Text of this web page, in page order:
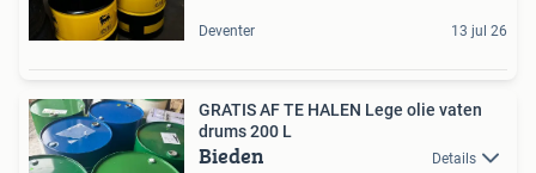
Deventer 13 jul 26
GRATIS AF TE HALEN Lege olie vaten
drums 200 L
Bieden Details